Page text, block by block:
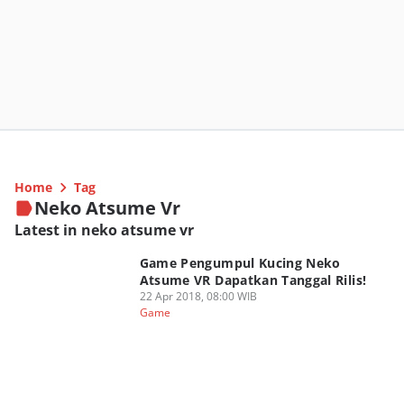
Home Tag
Neko Atsume Vr
Latest in neko atsume vr
Game Pengumpul Kucing Neko
Atsume VR Dapatkan Tanggal Rilis!
22 Apr 2018, 08:00 WIB
Game